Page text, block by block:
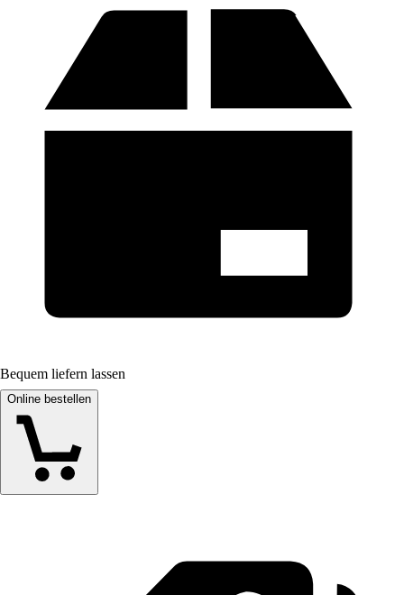
Bequem liefern lassen
Online bestellen